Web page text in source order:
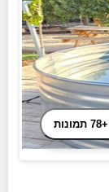
+78 תמונות